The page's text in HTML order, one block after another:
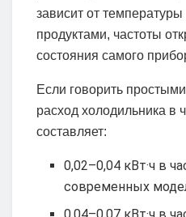
зависит от температуры
продуктами, частоты
состояния самого
Если говорить
расход холодильника в
составляет:
0,02–0,04 кВт·ч в
современных
0,04–0,07 кВт·ч в